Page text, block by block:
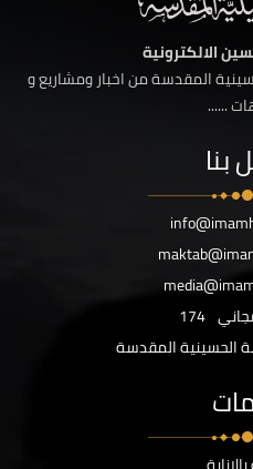
الالكترونية
المقدسة من اخبار ومشاريع و
......
بنا
174
الحسينية المقدسة